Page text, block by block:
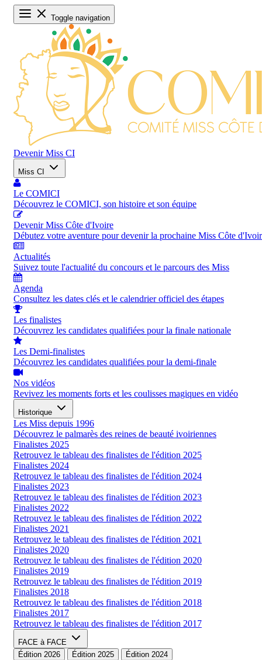
Toggle navigation
Devenir Miss CI
Miss CI
Le COMICI
Découvrez le COMICI, son histoire et son équipe
Devenir Miss Côte d'Ivoire
Débutez votre aventure pour devenir la prochaine Miss Côte
Actualités
Suivez toute l'actualité du concours et le parcours des Miss
Agenda
Consultez les dates clés et le calendrier officiel des étapes
Les finalistes
Découvrez les candidates qualifiées pour la finale nationale
Les Demi-finalistes
Découvrez les candidates qualifiées pour la demi-finale
Nos vidéos
Revivez les moments forts et les coulisses magiques en vidéo
Historique
Les Miss depuis 1996
Découvrez le palmarès des reines de beauté ivoiriennes
Finalistes 2025
Retrouvez le tableau des finalistes de l'édition 2025
Finalistes 2024
Retrouvez le tableau des finalistes de l'édition 2024
Finalistes 2023
Retrouvez le tableau des finalistes de l'édition 2023
Finalistes 2022
Retrouvez le tableau des finalistes de l'édition 2022
Finalistes 2021
Retrouvez le tableau des finalistes de l'édition 2021
Finalistes 2020
Retrouvez le tableau des finalistes de l'édition 2020
Finalistes 2019
Retrouvez le tableau des finalistes de l'édition 2019
Finalistes 2018
Retrouvez le tableau des finalistes de l'édition 2018
Finalistes 2017
Retrouvez le tableau des finalistes de l'édition 2017
FACE à FACE
Édition 2026
Édition 2025 Édition 2024